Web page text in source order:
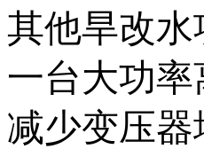
其他旱改
一台大功
减少变压